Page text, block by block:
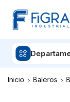
Inicio Baleros